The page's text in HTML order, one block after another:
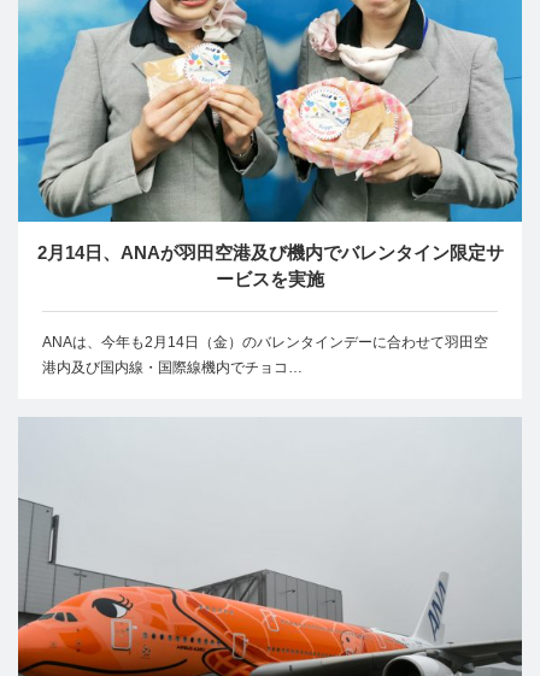
2月14日、ANAが羽田空港及び機内でバレンタイン限定サ
ービスを実施
ANAは、今年も2月14日（金）のバレンタインデーに合わせて羽田空
港内及び国内線・国際線機内でチョコ…